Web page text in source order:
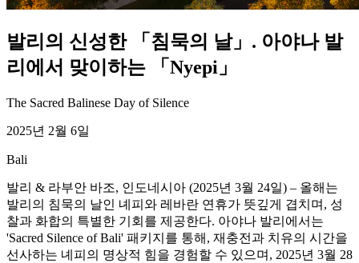
발리의 신성한 「침묵의 날」. 아야나 발
리에서 맞이하는 「Nyepi」
The Sacred Balinese Day of Silence
2025년 2월 6일
Bali
발리 & 라부안 바조, 인도네시아 (2025년 3월 24일) – 올해는
발리의 침묵의 날인 녜피와 레바란 연휴가 뜻깊게 겹치며, 성
찰과 화합의 특별한 기회를 제공한다. 아야나 발리에서는
'Sacred Silence of Bali' 패키지를 통해, 재충전과 치유의 시간을
선사하는 녜피의 명상적 힘을 경험할 수 있으며, 2025년 3월 28